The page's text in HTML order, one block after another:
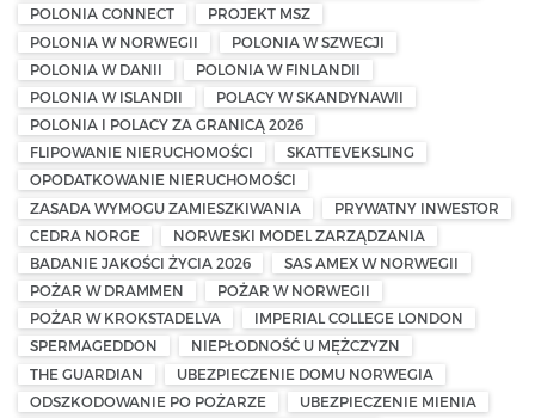
POLONIA CONNECT
PROJEKT MSZ
POLONIA W NORWEGII
POLONIA W SZWECJI
POLONIA W DANII
POLONIA W FINLANDII
POLONIA W ISLANDII
POLACY W SKANDYNAWII
POLONIA I POLACY ZA GRANICĄ 2026
FLIPOWANIE NIERUCHOMOŚCI
SKATTEVEKSLING
OPODATKOWANIE NIERUCHOMOŚCI
ZASADA WYMOGU ZAMIESZKIWANIA
PRYWATNY INWESTOR
CEDRA NORGE
NORWESKI MODEL ZARZĄDZANIA
BADANIE JAKOŚCI ŻYCIA 2026
SAS AMEX W NORWEGII
POŻAR W DRAMMEN
POŻAR W NORWEGII
POŻAR W KROKSTADELVA
IMPERIAL COLLEGE LONDON
SPERMAGEDDON
NIEPŁODNOŚĆ U MĘŻCZYZN
THE GUARDIAN
UBEZPIECZENIE DOMU NORWEGIA
ODSZKODOWANIE PO POŻARZE
UBEZPIECZENIE MIENIA